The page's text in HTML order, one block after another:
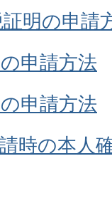
明の申請
申請方法
申請方法
時の本人